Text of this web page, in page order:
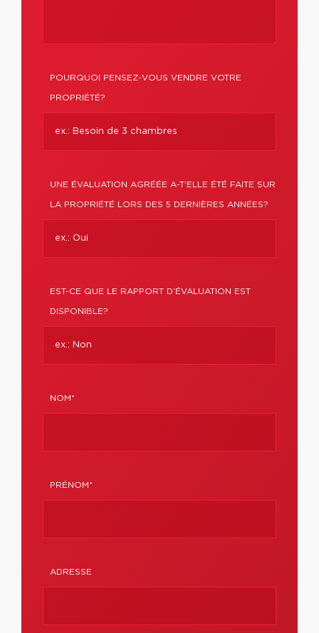
POURQUOI PENSEZ-VOUS VENDRE VOTRE
PROPRIÉTÉ?
UNE ÉVALUATION AGRÉÉE A-T'ELLE ÉTÉ FAITE SUR
LA PROPRIÉTÉ LORS DES 5 DERNIÈRES ANNÉES?
EST-CE QUE LE RAPPORT D’ÉVALUATION EST
DISPONIBLE?
NOM*
PRÉNOM*
ADRESSE